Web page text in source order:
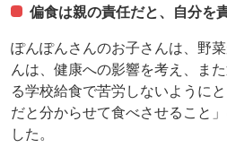
偏食は親の責任だと、自分を
ぽんぽんさんのお子さんは、野
んは、健康への影響を考え、ま
る学校給食で苦労しないように
だと分からせて食べさせること
した。